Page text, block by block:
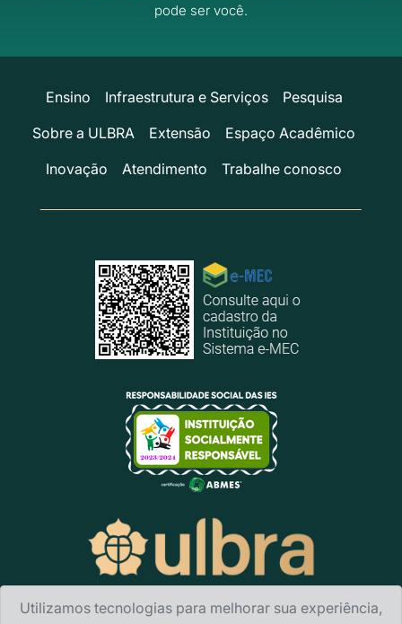
pode ser você.
Ensino Infraestrutura e Serviços
Pesquisa
Sobre a ULBRA
Extensão
Espaço Acadêmico
Inovação
Atendimento Trabalhe conosco
Utilizamos tecnologias para melhorar sua experiência,